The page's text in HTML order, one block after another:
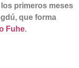
primeros meses
que forma
Fuhe.